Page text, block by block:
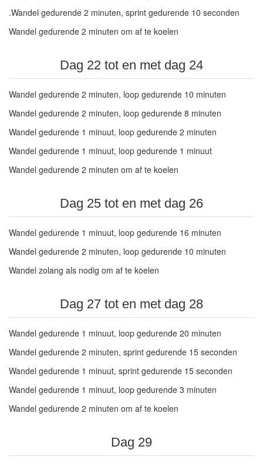
.Wandel gedurende 2 minuten, sprint gedurende 10 seconden
Wandel gedurende 2 minuten om af te koelen
Dag 22 tot en met dag 24
Wandel gedurende 2 minuten, loop gedurende 10 minuten
Wandel gedurende 2 minuten, loop gedurende 8 minuten
Wandel gedurende 1 minuut, loop gedurende 2 minuten
Wandel gedurende 1 minuut, loop gedurende 1 minuut
Wandel gedurende 2 minuten om af te koelen
Dag 25 tot en met dag 26
Wandel gedurende 1 minuut, loop gedurende 16 minuten
Wandel gedurende 2 minuten, loop gedurende 10 minuten
Wandel zolang als nodig om af te koelen
Dag 27 tot en met dag 28
Wandel gedurende 1 minuut, loop gedurende 20 minuten
Wandel gedurende 2 minuten, sprint gedurende 15 seconden
Wandel gedurende 1 minuut, sprint gedurende 15 seconden
Wandel gedurende 1 minuut, loop gedurende 3 minuten
Wandel gedurende 2 minuten om af te koelen
Dag 29